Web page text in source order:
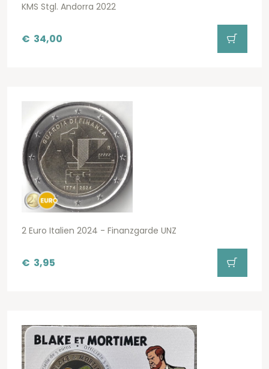
KMS Stgl. Andorra 2022
€ 34,00
2 Euro Italien 2024 - Finanzgarde UNZ
€ 3,95